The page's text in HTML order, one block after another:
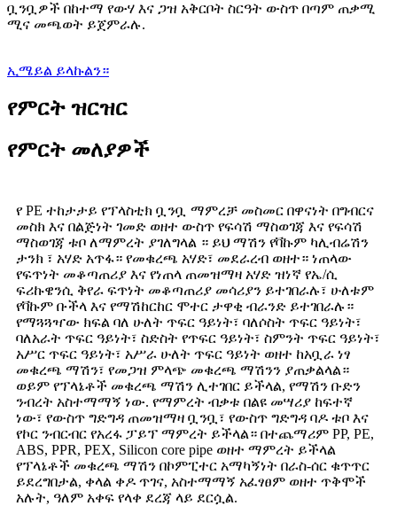
ቧንቧዎች በከተማ የውሃ እና ጋዝ አቅርቦት ስርዓት ውስጥ በጣም ጠቃሚ
ሚና መጫወት ይጀምራሉ.
ኢሜይል ይላኩልን።
የምርት ዝርዝር
የምርት መለያዎች
የ PE ተከታታይ የፕላስቲክ ቧንቧ ማምረቻ መስመር በዋናነት በግብርና
መስክ እና በልጅነት ገመድ ወዘተ ውስጥ የፍሳሽ ማስወገጃ እና የፍሳሽ
ማስወገጃ ቱቦ ለማምረት ያገለግላል ። ይህ ማሽን የቫኩም ካሊብሬሽን
ታንክ ፣ አሃድ አጥፋ። የመቁረጫ አሃድ፣ መደራረብ ወዘተ። ነጠላው
የፍጥነት መቆጣጠሪያ እና የነጠላ ጠመዝማዛ አሃድ ዝነኛ የኤ/ሲ
ፍሪኩዌንሲ ቅየራ ፍጥነት መቆጣጠሪያ መሳሪያን ይተገበራሉ፣ ሁለቱም
የቫኩም ቡችላ እና የማሽከርከር ሞተር ታዋቂ ብራንድ ይተገበራሉ።
የማጓጓዣው ክፍል ባለ ሁለት ጥፍር ዓይነት፣ ባለሶስት ጥፍር ዓይነት፣
ባለአራት ጥፍር ዓይነት፣ ስድስት የጥፍር ዓይነት፣ ስምንት ጥፍር ዓይነት፣
አሥር ጥፍር ዓይነት፣ አሥራ ሁለት ጥፍር ዓይነት ወዘተ ከአቧራ ነፃ
መቁረጫ ማሽን፣ የመጋዝ ምላጭ መቁረጫ ማሽንን ያጠቃልላል።
ወይም የፕላኔቶች መቁረጫ ማሽን ሊተገበር ይችላል, የማሽን ቡድን
ንብረት አስተማማኝ ነው. የማምረት ብቃቱ በልዩ መሣሪያ ከፍተኛ
ነው፣ የውስጥ ግድግዳ ጠመዝማዛ ቧንቧ፣ የውስጥ ግድግዳ ባዶ ቱቦ እና
የኮር ንብርብር የአረፋ ፓይፕ ማምረት ይችላል። በተጨማሪም PP, PE,
ABS, PPR, PEX, Silicon core pipe ወዘተ ማምረት ይችላል
የፕላኔቶች መቁረጫ ማሽን በኮምፒተር አማካኝነት በራስ-ሰር ቁጥጥር
ይደረግበታል, ቀላል ቀዶ ጥገና, አስተማማኝ አፈፃፀም ወዘተ ጥቅሞች
አሉት, ዓለም አቀፍ የላቀ ደረጃ ላይ ደርሷል.